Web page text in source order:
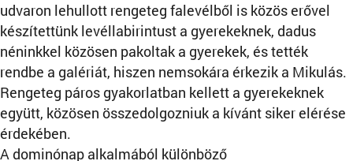
udvaron lehullott rengeteg falevélből is közös erővel
készítettünk levéllabirintust a gyerekeknek, dadus
néninkkel közösen pakoltak a gyerekek, és tették
rendbe a galériát, hiszen nemsokára érkezik a Mikulás.
Rengeteg páros gyakorlatban kellett a gyerekeknek
együtt, közösen összedolgozniuk a kívánt siker elérése
érdekében.
A dominónap alkalmából különböző